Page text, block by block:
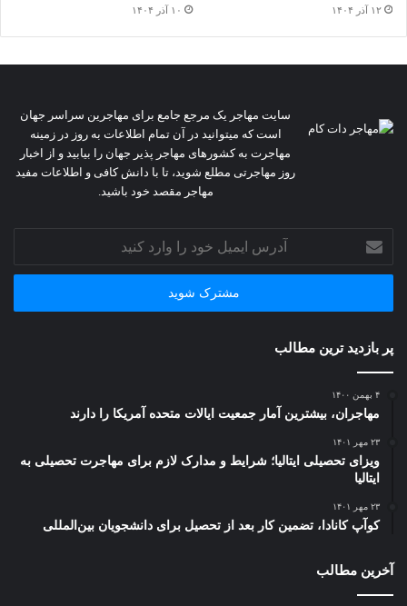
۱۲ آذر ۱۴۰۴ ۱۰ آذر ۱۴۰۴
سایت مهاجر یک مرجع جامع برای مهاجرین سراسر جهان
است که میتوانید در آن تمام اطلاعات به روز در زمینه
مهاجرت به کشورهای مهاجر پذیر جهان را بیابید و از اخبار
روز مهاجرتی مطلع شوید، تا با دانش کافی و اطلاعات مفید
مهاجر مقصد خود باشید.
آدرس
ایمیل
خود
وارد
پر بازدید ترین مطالب
۴ بهمن ۱۴۰۰
مهاجران، بیشترین آمار جمعیت ایالات متحده آمریکا را دارند
۲۳ مهر ۱۴۰۱
ویزای تحصیلی ایتالیا؛ شرایط و مدارک لازم برای مهاجرت تحصیلی به
ایتالیا
۲۳ مهر ۱۴۰۱
کوآپ کانادا، تضمین کار بعد از تحصیل برای دانشجویان بین‌المللی
آخرین مطالب